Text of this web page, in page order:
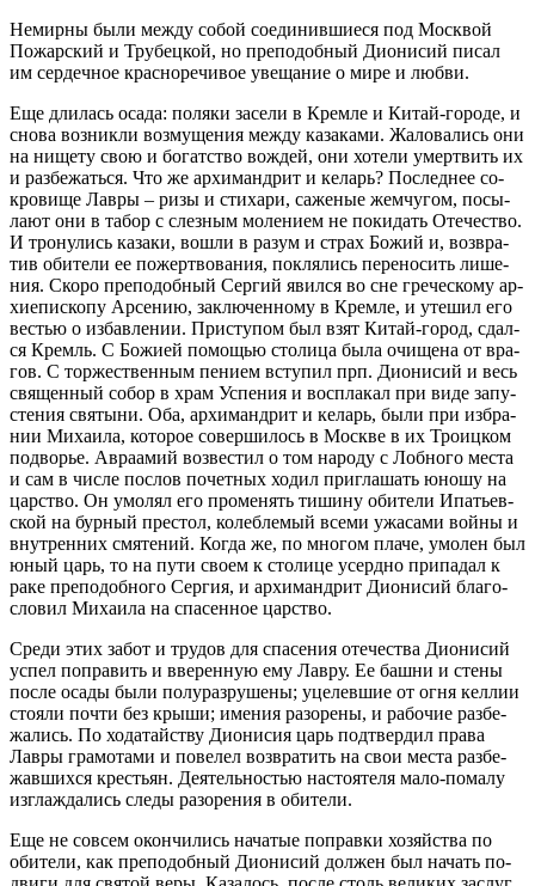
Немир­ны бы­ли меж­ду со­бой со­еди­нив­ши­е­ся под Моск­вой
По­жар­ский и Тру­бец­кой, но пре­по­доб­ный Ди­о­ни­сий пи­сал
им сер­деч­ное крас­но­ре­чи­вое уве­ща­ние о ми­ре и люб­ви.
Еще дли­лась оса­да: по­ля­ки за­се­ли в Крем­ле и Ки­тай-го­ро­де, и
сно­ва воз­ник­ли воз­му­ще­ния меж­ду ка­за­ка­ми. Жа­ло­ва­лись они
на ни­ще­ту свою и бо­гат­ство во­ждей, они хо­те­ли умерт­вить их
и раз­бе­жать­ся. Что же ар­хи­манд­рит и ке­ларь? По­след­нее со­
кро­ви­ще Лав­ры – ри­зы и сти­ха­ри, са­же­ные жем­чу­гом, по­сы­
ла­ют они в та­бор с слез­ным мо­ле­ни­ем не по­ки­дать Оте­че­ство.
И тро­ну­лись ка­за­ки, во­шли в ра­зум и страх Бо­жий и, воз­вра­
тив оби­те­ли ее по­жерт­во­ва­ния, по­кля­лись пе­ре­но­сить ли­ше­
ния. Ско­ро пре­по­доб­ный Сер­гий явил­ся во сне гре­че­ско­му ар­
хи­епи­ско­пу Ар­се­нию, за­клю­чен­но­му в Крем­ле, и уте­шил его
ве­стью о из­бав­ле­нии. При­сту­пом был взят Ки­тай-го­род, сдал­
ся Кремль. С Бо­жи­ей по­мо­щью сто­ли­ца бы­ла очи­ще­на от вра­
гов. С тор­же­ствен­ным пе­ни­ем всту­пил прп. Ди­о­ни­сий и весь
свя­щен­ный со­бор в храм Успе­ния и вос­пла­кал при ви­де за­пу­
сте­ния свя­ты­ни. Оба, ар­хи­манд­рит и ке­ларь, бы­ли при из­бра­
нии Ми­ха­и­ла, ко­то­рое со­вер­ши­лось в Москве в их Тро­иц­ком
по­дво­рье. Ав­ра­амий воз­ве­стил о том на­ро­ду с Лоб­но­го ме­ста
и сам в чис­ле по­слов по­чет­ных хо­дил при­гла­шать юно­шу на
цар­ство. Он умо­лял его про­ме­нять ти­ши­ну оби­те­ли Ипать­ев­
ской на бур­ный пре­стол, ко­леб­ле­мый все­ми ужа­са­ми вой­ны и
внут­рен­них смя­те­ний. Ко­гда же, по мно­гом пла­че, умо­лен был
юный царь, то на пу­ти сво­ем к сто­ли­це усерд­но при­па­дал к
ра­ке пре­по­доб­но­го Сер­гия, и ар­хи­манд­рит Ди­о­ни­сий бла­го­
сло­вил Ми­ха­и­ла на спа­сен­ное цар­ство.
Сре­ди этих за­бот и тру­дов для спа­се­ния оте­че­ства Ди­о­ни­сий
успел по­пра­вить и вве­рен­ную ему Лав­ру. Ее баш­ни и сте­ны
по­сле оса­ды бы­ли по­лу­раз­ру­ше­ны; уцелев­шие от ог­ня кел­лии
сто­я­ли по­чти без кры­ши; име­ния ра­зо­ре­ны, и ра­бо­чие раз­бе­
жа­лись. По хо­да­тай­ству Ди­о­ни­сия царь под­твер­дил пра­ва
Лав­ры гра­мо­та­ми и по­ве­лел воз­вра­тить на свои ме­ста раз­бе­
жав­ших­ся кре­стьян. Де­я­тель­но­стью на­сто­я­те­ля ма­ло-по­ма­лу
из­гла­жда­лись сле­ды ра­зо­ре­ния в оби­те­ли.
Еще не со­всем окон­чи­лись на­ча­тые по­прав­ки хо­зяй­ства по
оби­те­ли, как пре­по­доб­ный Ди­о­ни­сий дол­жен был на­чать по­